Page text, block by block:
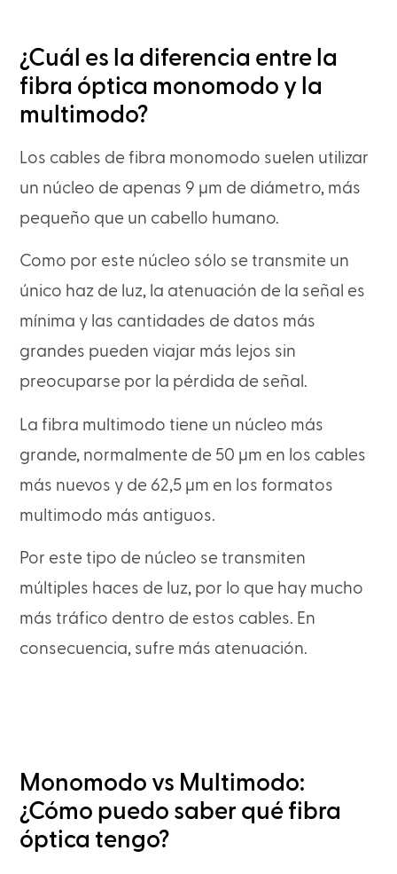
¿Cuál es la diferencia entre la
fibra óptica monomodo y la
multimodo?
Los cables de fibra monomodo suelen utilizar
un núcleo de apenas 9 µm de diámetro, más
pequeño que un cabello humano.
Como por este núcleo sólo se transmite un
único haz de luz, la atenuación de la señal es
mínima y las cantidades de datos más
grandes pueden viajar más lejos sin
preocuparse por la pérdida de señal.
La fibra multimodo tiene un núcleo más
grande, normalmente de 50 µm en los cables
más nuevos y de 62,5 µm en los formatos
multimodo más antiguos.
Por este tipo de núcleo se transmiten
múltiples haces de luz, por lo que hay mucho
más tráfico dentro de estos cables. En
consecuencia, sufre más atenuación.
Monomodo vs Multimodo:
¿Cómo puedo saber qué fibra
óptica tengo?